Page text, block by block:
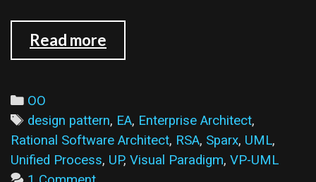
Read more
了
Corporate
Edition
Categories
OO
Tags
design pattern, EA, Enterprise Architect,
Rational Software Architect, RSA, Sparx, UML,
Unified Process, UP, Visual Paradigm, VP-UML